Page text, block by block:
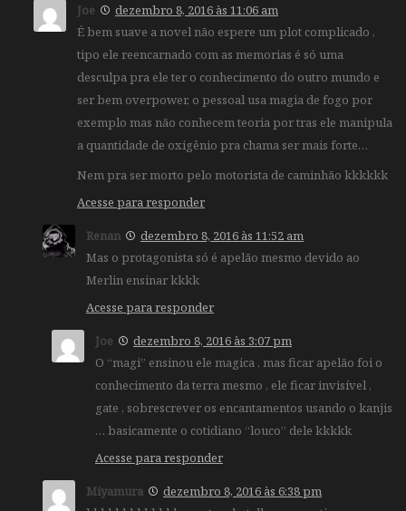
Joe
dezembro 8, 2016 às 11:06 am
É bem suave a novel não espere um plot complicado ,
tipo ele reencarnado com as memorias é só uma
desculpa pra ele ter o conhecimento do outro mundo e
ser bem overpower, o pessoal usa magia de fogo por
exemplo mas não conhecem teoria por tras ele manipula
a quantidade de oxigênio pra chama ser mais forte…
Nem pra ser morto pelo motorista de caminhão kkkkkk
Acesse para responder
Renan
dezembro 8, 2016 às 11:52 am
Mas o protagonista só é apelão mesmo devido ao
Merlin ensinar kkkk
Acesse para responder
Joe
dezembro 8, 2016 às 3:07 pm
O “magi” ensinou ele magica , mas ficar apelão foi o
conhecimento da terra mesmo , ele ficar invisível ,
gate , sobrescrever os encantamentos usando o kanjis
… basicamente o cotidiano “louco” dele kkkkk
Acesse para responder
Miyamura
dezembro 8, 2016 às 6:38 pm